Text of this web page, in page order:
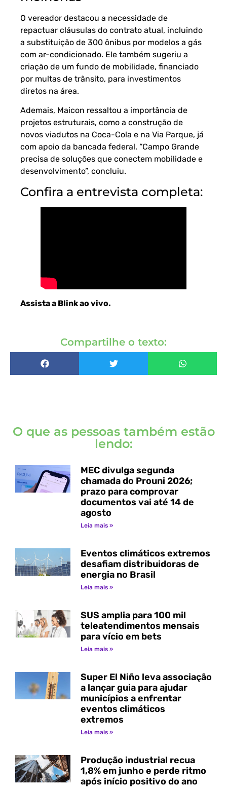
O vereador destacou a necessidade de
repactuar cláusulas do contrato atual, incluindo
a substituição de 300 ônibus por modelos a gás
com ar-condicionado. Ele também sugeriu a
criação de um fundo de mobilidade, financiado
por multas de trânsito, para investimentos
diretos na área.
Ademais, Maicon ressaltou a importância de
projetos estruturais, como a construção de
novos viadutos na Coca-Cola e na Via Parque, já
com apoio da bancada federal. “Campo Grande
precisa de soluções que conectem mobilidade e
desenvolvimento”, concluiu.
Confira a entrevista completa:
Assista a Blink ao vivo.
Compartilhe o texto:
O que as pessoas também estão
lendo:
MEC divulga segunda
chamada do Prouni 2026;
prazo para comprovar
documentos vai até 14 de
agosto
Leia mais »
Eventos climáticos extremos
desafiam distribuidoras de
energia no Brasil
Leia mais »
SUS amplia para 100 mil
teleatendimentos mensais
para vício em bets
Leia mais »
Super El Niño leva associação
a lançar guia para ajudar
municípios a enfrentar
eventos climáticos
extremos
Leia mais »
Produção industrial recua
1,8% em junho e perde ritmo
após início positivo do ano